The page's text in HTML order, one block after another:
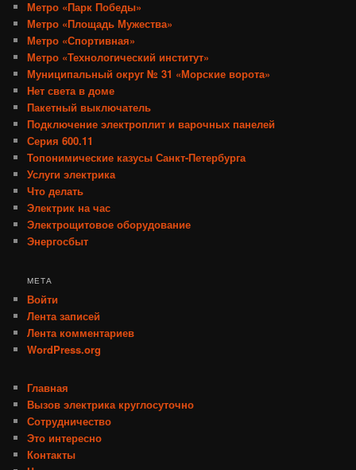
Метро «Парк Победы»
Метро «Площадь Мужества»
Метро «Спортивная»
Метро «Технологический институт»
Муниципальный округ № 31 «Морские ворота»
Нет света в доме
Пакетный выключатель
Подключение электроплит и варочных панелей
Серия 600.11
Топонимические казусы Санкт-Петербурга
Услуги электрика
Что делать
Электрик на час
Электрощитовое оборудование
Энергосбыт
МЕТА
Войти
Лента записей
Лента комментариев
WordPress.org
Главная
Вызов электрика круглосуточно
Сотрудничество
Это интересно
Контакты